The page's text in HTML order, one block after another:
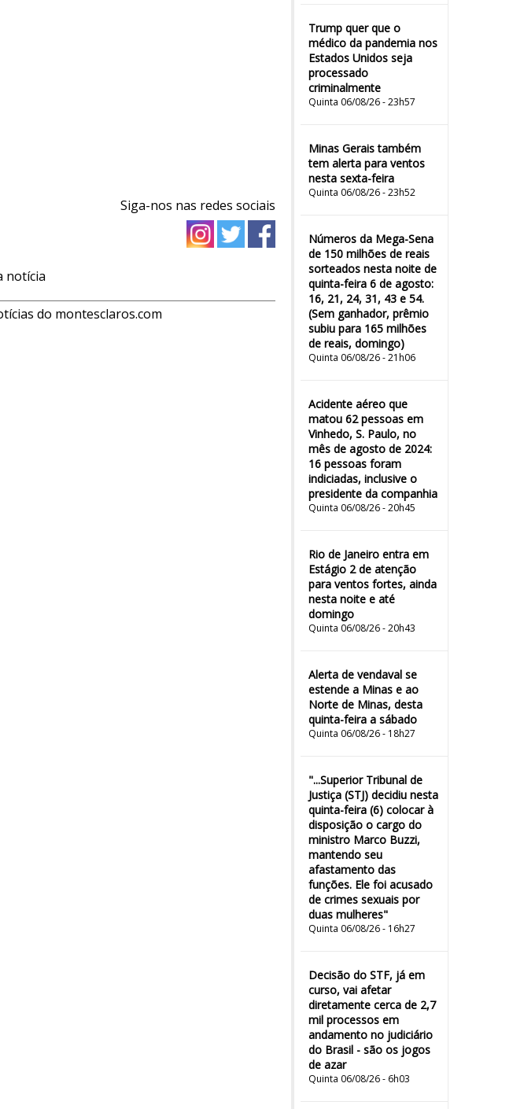
Trump quer que o
médico da pandemia nos
Estados Unidos seja
processado
criminalmente
Quinta 06/08/26 - 23h57
Minas Gerais também
tem alerta para ventos
nesta sexta-feira
Quinta 06/08/26 - 23h52
Números da Mega-Sena
de 150 milhões de reais
sorteados nesta noite de
quinta-feira 6 de agosto:
16, 21, 24, 31, 43 e 54.
(Sem ganhador, prêmio
subiu para 165 milhões
de reais, domingo)
Quinta 06/08/26 - 21h06
Acidente aéreo que
matou 62 pessoas em
Vinhedo, S. Paulo, no
mês de agosto de 2024:
16 pessoas foram
indiciadas, inclusive o
presidente da companhia
Quinta 06/08/26 - 20h45
Rio de Janeiro entra em
Estágio 2 de atenção
para ventos fortes, ainda
nesta noite e até
domingo
Quinta 06/08/26 - 20h43
Alerta de vendaval se
estende a Minas e ao
Norte de Minas, desta
quinta-feira a sábado
Quinta 06/08/26 - 18h27
"...Superior Tribunal de
Justiça (STJ) decidiu nesta
quinta-feira (6) colocar à
disposição o cargo do
ministro Marco Buzzi,
mantendo seu
afastamento das
funções. Ele foi acusado
de crimes sexuais por
duas mulheres"
Quinta 06/08/26 - 16h27
Decisão do STF, já em
curso, vai afetar
diretamente cerca de 2,7
mil processos em
andamento no judiciário
do Brasil - são os jogos
de azar
Quinta 06/08/26 - 6h03
Siga-nos nas redes sociais
notícia
do montesclaros.com